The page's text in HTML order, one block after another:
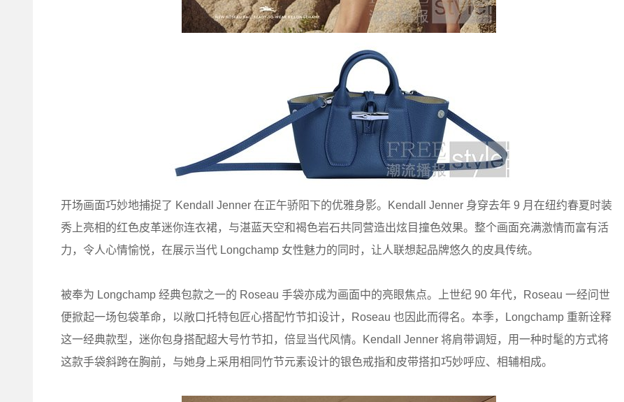
开场画面巧妙地捕捉了 Kendall Jenner 在正午骄阳下的优雅身影。Kendall Jenner 身穿去年 9 月在纽约春夏时装
秀上亮相的红色皮革迷你连衣裙，与湛蓝天空和褐色岩石共同营造出炫目撞色效果。整个画面充满激情而富有活
力，令人心情愉悦，在展示当代 Longchamp 女性魅力的同时，让人联想起品牌悠久的皮具传统。
被奉为 Longchamp 经典包款之一的 Roseau 手袋亦成为画面中的亮眼焦点。上世纪 90 年代，Roseau 一经问世
便掀起一场包袋革命，以敞口托特包匠心搭配竹节扣设计，Roseau 也因此而得名。本季，Longchamp 重新诠释
这一经典款型，迷你包身搭配超大号竹节扣，倍显当代风情。Kendall Jenner 将肩带调短，用一种时髦的方式将
这款手袋斜跨在胸前，与她身上采用相同竹节元素设计的银色戒指和皮带搭扣巧妙呼应、相辅相成。